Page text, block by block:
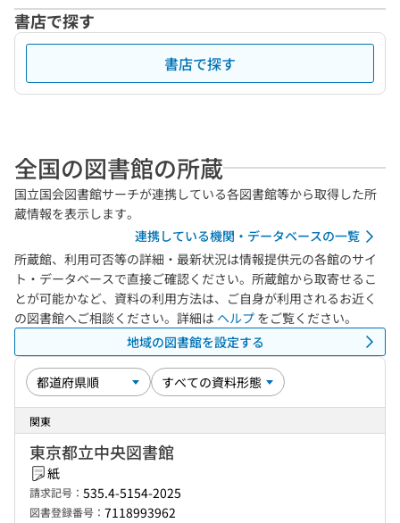
書店で探す
書店で探す
全国の図書館の所蔵
国立国会図書館サーチが連携している各図書館等から取得した所
蔵情報を表示します。
連携している機関・データベースの一覧
所蔵館、利用可否等の詳細・最新状況は情報提供元の各館のサイ
ト・データベースで直接ご確認ください。所蔵館から取寄せるこ
とが可能かなど、資料の利用方法は、ご自身が利用されるお近く
の図書館へご相談ください。詳細は ヘルプ をご覧ください。
地域の図書館を設定する
関東
東京都立中央図書館
紙
請求記号： 535.4-5154-2025
図書登録番号： 7118993962